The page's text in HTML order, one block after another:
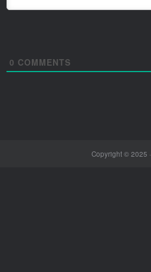
0 COMMENTS
Copyright © 2025 ·